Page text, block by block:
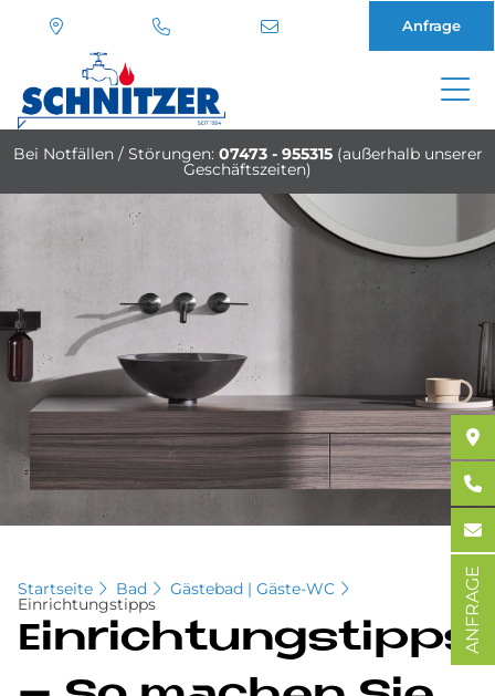
zum
Anfrage
Bei Notfällen / Störungen: 07473 - 955315 (außerhalb unserer
Geschäftszeiten)
Startseite Bad Gästebad | Gäste-WC
Einrichtungstipps
Ein­rich­tungstippsANFRAGE